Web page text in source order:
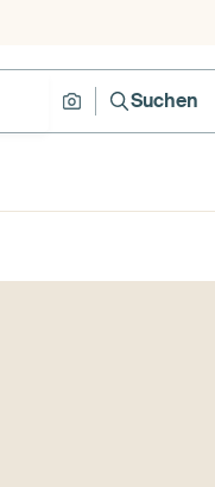
Suche nach Bild
Suchen